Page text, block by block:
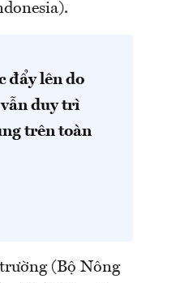
đẩy lên do
duy trì
trên toàn
(Bộ Nông